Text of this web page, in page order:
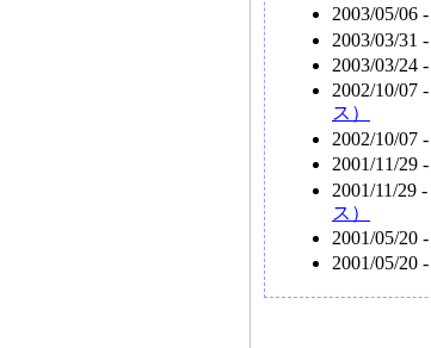
2003/05/06 -
2003/03/31 -
2003/03/24 -
2002/10/07 -
ス）
2002/10/07 -
2001/11/29 -
2001/11/29 -
ス）
2001/05/20 -
2001/05/20 -